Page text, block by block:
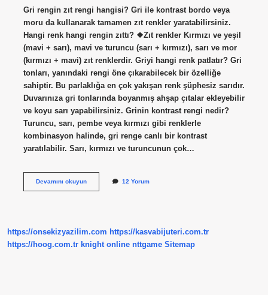
Gri rengin zıt rengi hangisi? Gri ile kontrast bordo veya
moru da kullanarak tamamen zıt renkler yaratabilirsiniz.
Hangi renk hangi rengin zıttı? ❖Zıt renkler Kırmızı ve yeşil
(mavi + sarı), mavi ve turuncu (sarı + kırmızı), sarı ve mor
(kırmızı + mavi) zıt renklerdir. Griyi hangi renk patlatır? Gri
tonları, yanındaki rengi öne çıkarabilecek bir özelliğe
sahiptir. Bu parlaklığa en çok yakışan renk şüphesiz sarıdır.
Duvarınıza gri tonlarında boyanmış ahşap çıtalar ekleyebilir
ve koyu sarı yapabilirsiniz. Grinin kontrast rengi nedir?
Turuncu, sarı, pembe veya kırmızı gibi renklerle
kombinasyon halinde, gri renge canlı bir kontrast
yaratılabilir. Sarı, kırmızı ve turuncunun çok…
Devamını okuyunGri
12 Yorum
https://onsekizyazilim.com https://kasvabijuteri.com.tr
https://hoog.com.tr knight online nttgame Sitemap